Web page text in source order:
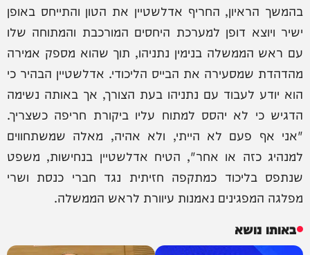
בהמשך הראיון, החריף אדלשטיין את הטון והתייחס באופן
ישיר ויוצא דופן למערכת היחסים המורכבת והמתוחה שלו
עם ראש הממשלה בנימין נתניהו, תוך שהוא מספק אמירה
מהדהדת שמסעירה את הבייס הליכודי. אדלשטיין הבהיר כי
הוא יודע לעבוד עם נתניהו בעת הצורך, אך באותה נשימה
הדגיש כי לא יהסס למתוח עליו ביקורת חריפה כשצריך.
"אני אף פעם לא הייתי, ולא אהיה, מאלה שמשתחווים
למנהיג כזה או אחר", הטיח אדלשטיין בנחישות, משפט
שנתפס בליכוד כמתקפה חזיתית נגד חברי כנסת ושרי
מפלגה המפגינים נאמנות עיוורת לראש הממשלה.
באותו נושא